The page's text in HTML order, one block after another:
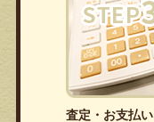
査定・お支払い